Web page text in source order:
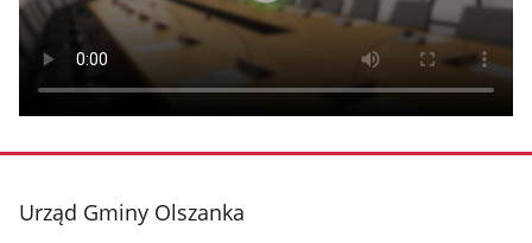
stopka
Urząd Gminy Olszanka